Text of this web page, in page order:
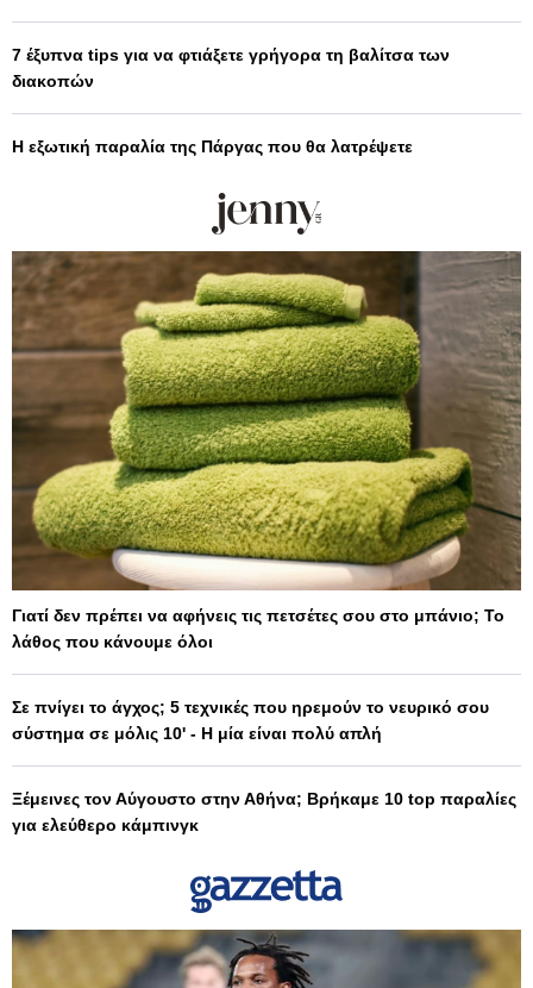
7 έξυπνα tips για να φτιάξετε γρήγορα τη βαλίτσα των
διακοπών
Η εξωτική παραλία της Πάργας που θα λατρέψετε
Γιατί δεν πρέπει να αφήνεις τις πετσέτες σου στο μπάνιο; Το
λάθος που κάνουμε όλοι
Σε πνίγει το άγχος; 5 τεχνικές που ηρεμούν το νευρικό σου
σύστημα σε μόλις 10' - Η μία είναι πολύ απλή
Ξέμεινες τον Αύγουστο στην Αθήνα; Βρήκαμε 10 top παραλίες
για ελεύθερο κάμπινγκ